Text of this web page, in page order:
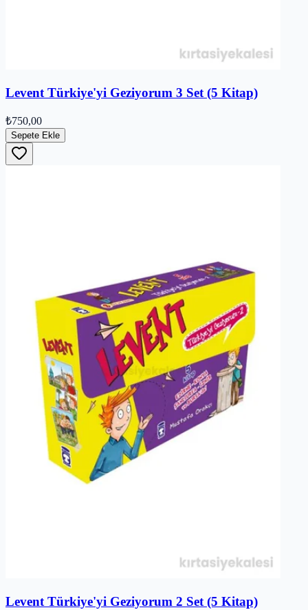
Levent Türkiye'yi Geziyorum 3 Set (5 Kitap)
₺750,00
Sepete Ekle
Levent Türkiye'yi Geziyorum 2 Set (5 Kitap)